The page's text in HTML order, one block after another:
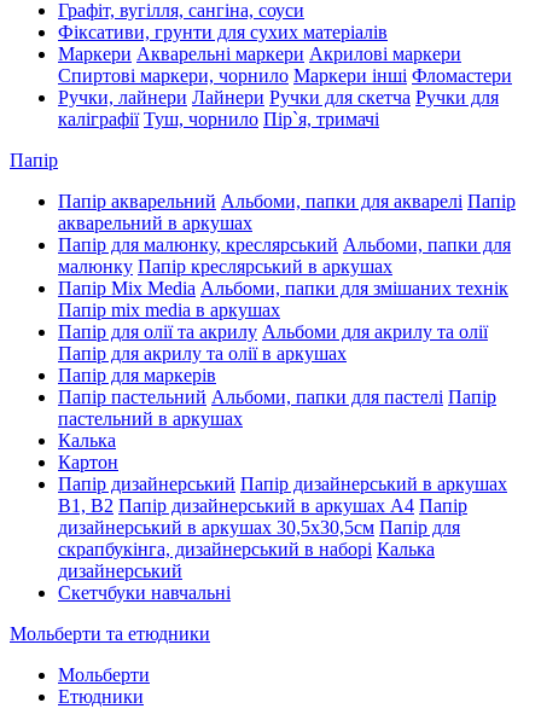
Графіт, вугілля, сангіна, соуси
Фіксативи, грунти для сухих матеріалів
Маркери Акварельні маркери Акрилові маркери
Спиртові маркери, чорнило Маркери інші Фломастери
Ручки, лайнери Лайнери Ручки для скетча Ручки для
каліграфії Туш, чорнило Пір`я, тримачі
Папір
Папір акварельний Альбоми, папки для акварелі Папір
акварельний в аркушах
Папір для малюнку, креслярський Альбоми, папки для
малюнку Папір креслярський в аркушах
Папір Mix Media Альбоми, папки для змішаних технік
Папір mix media в аркушах
Папір для олії та акрилу Альбоми для акрилу та олії
Папір для акрилу та олії в аркушах
Папір для маркерів
Папір пастельний Альбоми, папки для пастелі Папір
пастельний в аркушах
Калька
Картон
Папір дизайнерський Папір дизайнерський в аркушах
В1, В2 Папір дизайнерський в аркушах А4 Папір
дизайнерський в аркушах 30,5х30,5см Папір для
скрапбукінга, дизайнерський в наборі Калька
дизайнерський
Скетчбуки навчальні
Мольберти та етюдники
Мольберти
Етюдники